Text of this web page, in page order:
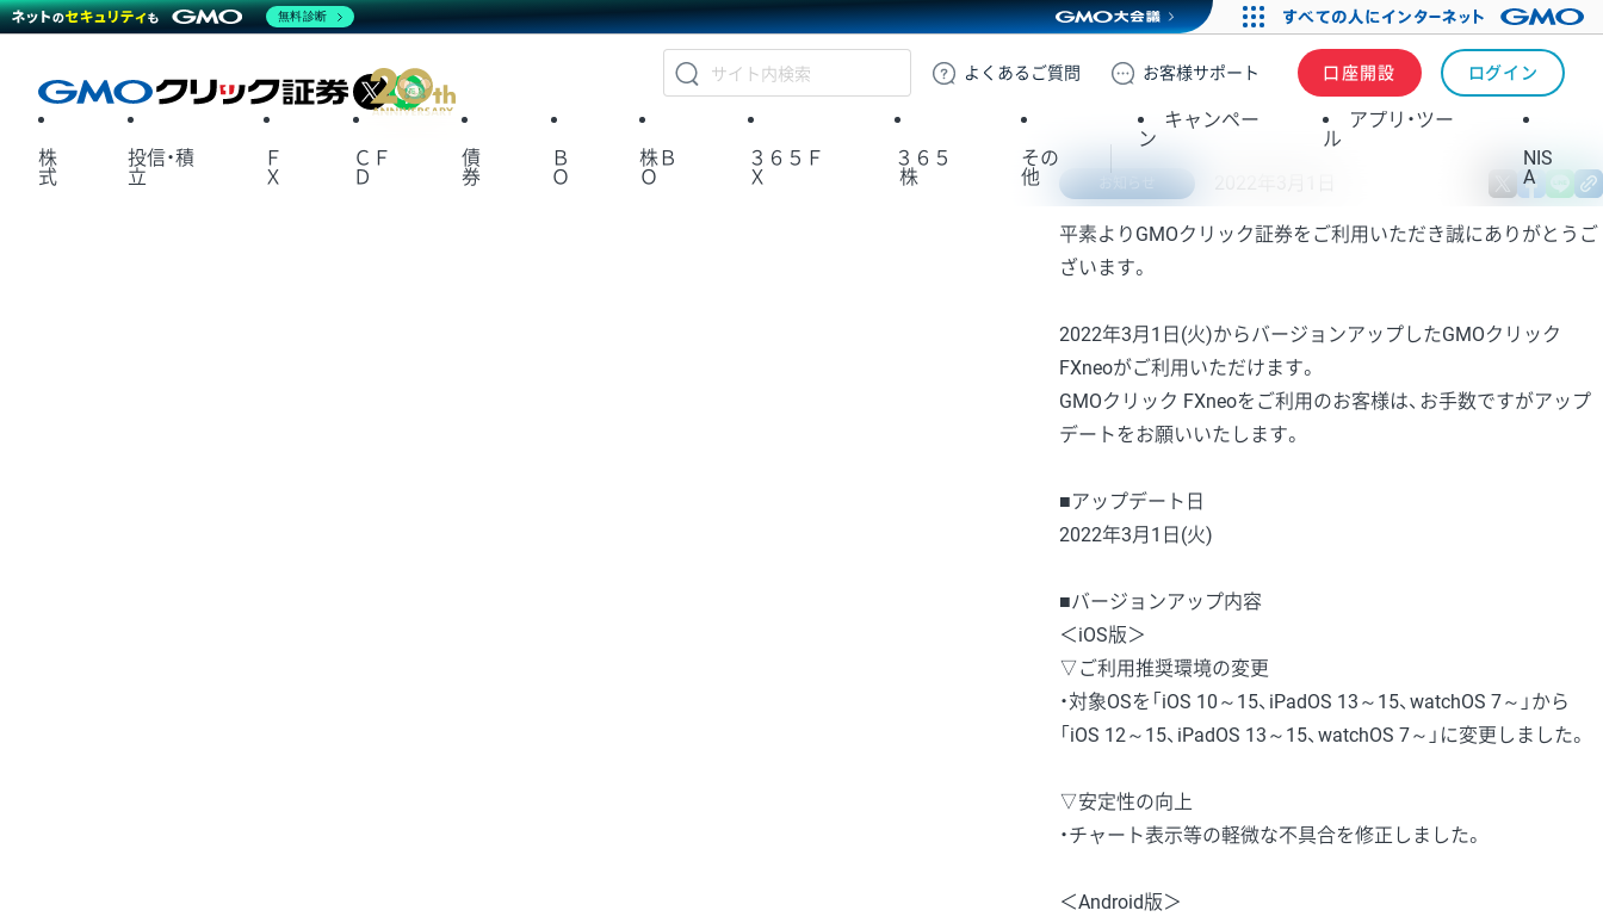
GMOクリック証券
よくある ご質問 お客様サポート 口座開設 ログイン
X
株
式
投信・積
立
Ｆ
Ｘ
ＣＦ
Ｄ
債
券
Ｂ
Ｏ
株Ｂ
Ｏ
３６５Ｆ
Ｘ
３６５
株
その
他
キャンペー
ン
アプリ・ツー
ル
NIS
A
X
平素よりGMOクリック証券をご利用いただき誠にありがとうご
ざいます。
2022年3月1日(火)からバージョンアップしたGMOクリック
FXneoがご利用いただけます。
GMOクリック FXneoをご利用のお客様は、お手数ですがアップ
デートをお願いいたします。
■アップデート日
2022年3月1日(火)
■バージョンアップ内容
＜iOS版＞
▽ご利用推奨環境の変更
・対象OSを「iOS 10～15、iPadOS 13～15、watchOS 7～」から
「iOS 12～15、iPadOS 13～15、watchOS 7～」に変更しました。
▽安定性の向上
・チャート表示等の軽微な不具合を修正しました。
＜Android版＞
無料診断